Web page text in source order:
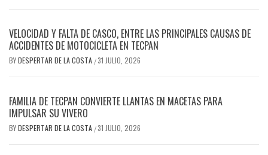
VELOCIDAD Y FALTA DE CASCO, ENTRE LAS PRINCIPALES CAUSAS DE
ACCIDENTES DE MOTOCICLETA EN TECPAN
BYDESPERTAR DE LA COSTA /31 JULIO, 2026
FAMILIA DE TECPAN CONVIERTE LLANTAS EN MACETAS PARA
IMPULSAR SU VIVERO
BYDESPERTAR DE LA COSTA /31 JULIO, 2026